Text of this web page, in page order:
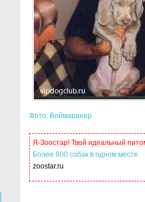
Фото: Веймаранер
Я-Зоостар! Твой идеальный
Более 800 собак в одном месте
zoostar.ru